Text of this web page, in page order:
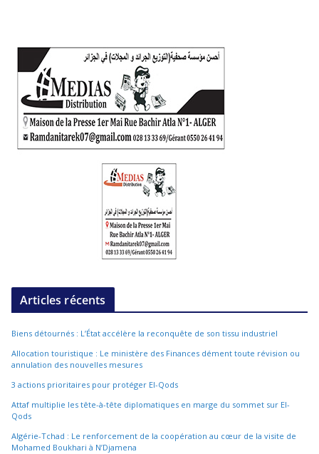
Articles récents
Biens détournés : L’État accélère la reconquête de son tissu industriel
Allocation touristique : Le ministère des Finances dément toute révision ou
annulation des nouvelles mesures
3 actions prioritaires pour protéger El-Qods
Attaf multiplie les tête-à-tête diplomatiques en marge du sommet sur El-
Qods
Algérie-Tchad : Le renforcement de la coopération au cœur de la visite de
Mohamed Boukhari à N’Djamena